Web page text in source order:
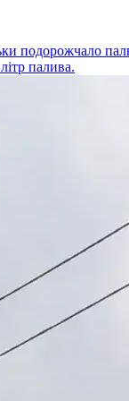
подорожчало
палива.